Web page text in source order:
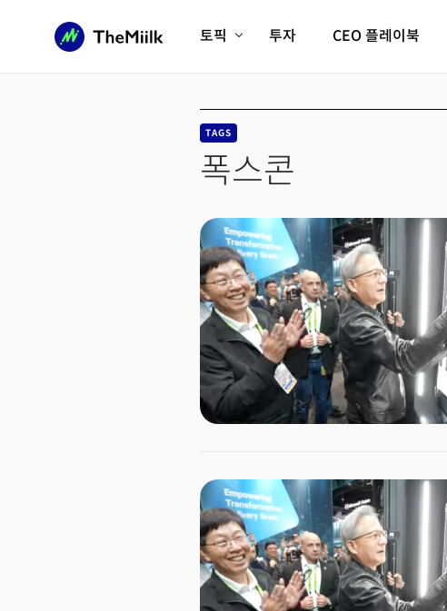
토픽
피지컬AI/로봇
AX비즈니스혁명 미래 교육/직업
전체 기사 보기
투자 CEO 플레이북
TAGS
폭스콘